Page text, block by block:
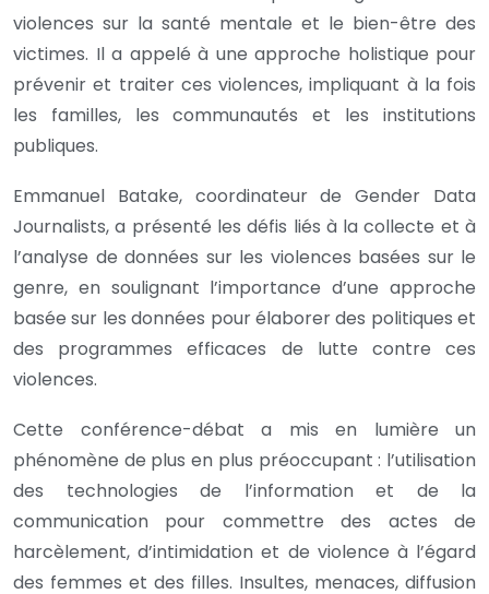
violences sur la santé mentale et le bien-être des
victimes. Il a appelé à une approche holistique pour
prévenir et traiter ces violences, impliquant à la fois
les familles, les communautés et les institutions
publiques.
Emmanuel Batake, coordinateur de Gender Data
Journalists, a présenté les défis liés à la collecte et à
l’analyse de données sur les violences basées sur le
genre, en soulignant l’importance d’une approche
basée sur les données pour élaborer des politiques et
des programmes efficaces de lutte contre ces
violences.
Cette conférence-débat a mis en lumière un
phénomène de plus en plus préoccupant : l’utilisation
des technologies de l’information et de la
communication pour commettre des actes de
harcèlement, d’intimidation et de violence à l’égard
des femmes et des filles. Insultes, menaces, diffusion